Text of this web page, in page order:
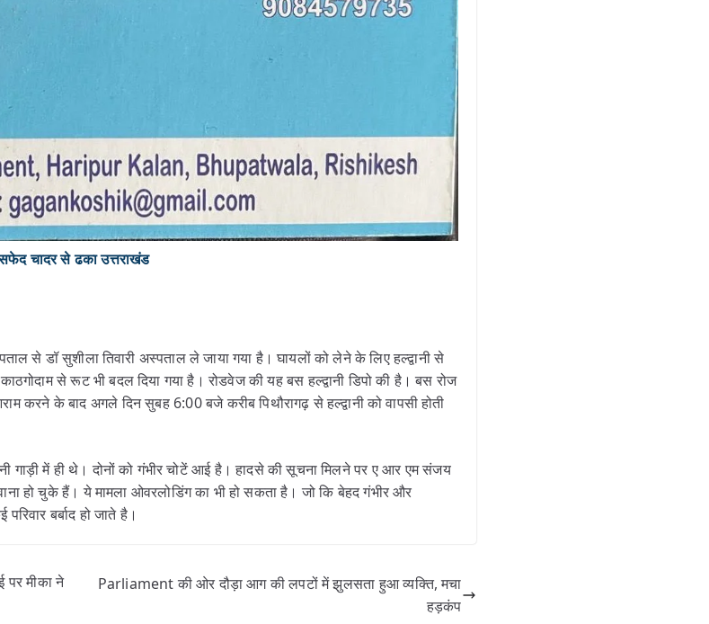
चादर से ढका उत्तराखंड
से डॉ सुशीला तिवारी अस्पताल ले जाया गया है। घायलों को लेने के लिए हल्द्वानी से
से रूट भी बदल दिया गया है। रोडवेज की यह बस हल्द्वानी डिपो की है। बस रोज
करने के बाद अगले दिन सुबह 6:00 बजे करीब पिथौरागढ़ से हल्द्वानी को वापसी होती
गाड़ी में ही थे। दोनों को गंभीर चोटें आई है। हादसे की सूचना मिलने पर ए आर एम संजय
हो चुके हैं। ये मामला ओवरलोडिंग का भी हो सकता है। जो कि बेहद गंभीर और
बर्बाद हो जाते है।
मीका ने
Parliament की ओर दौड़ा आग की लपटों में झुलसता हुआ व्यक्ति, मचा
हड़कंप